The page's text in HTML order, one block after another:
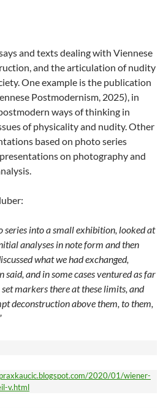
and texts dealing with Viennese
and the articulation of nudity
One example is the publication
Postmodernism, 2025), in
ways of thinking in
of physicality and nudity. Other
based on photo series
on photography and
series into a small exhibition, looked at
analyses in note form and then
what we had exchanged,
said, and in some cases ventured as far
markers there at these limits, and
deconstruction above them, to them,
2020/01/wiener-
v.html